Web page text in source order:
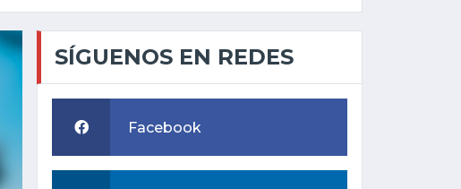
SÍGUENOS EN REDES
Facebook